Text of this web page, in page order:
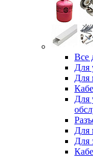
Все
Для
Для
Для
Для
Для